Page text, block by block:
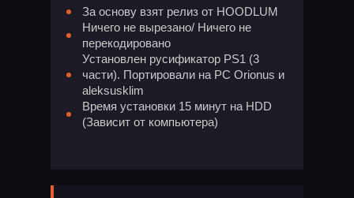
За основу взят релиз от HOODLUM
Ничего не вырезано/ Ничего не
перекодировано
Установлен русификатор PS1 (3
части). Портировали на PC Orionus и
aleksusklim
Время установки 15 минут на HDD
(Зависит от компьютера)